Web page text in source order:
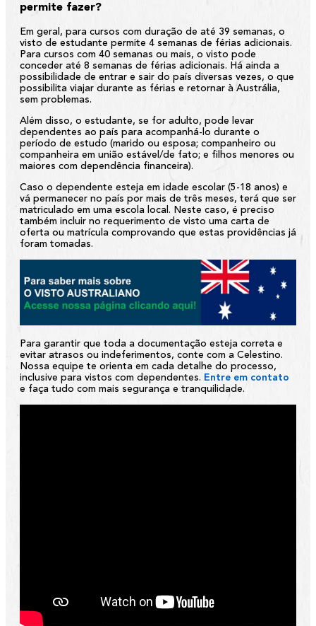
permite fazer?
Em geral, para cursos com duração de até 39 semanas, o
visto de estudante permite 4 semanas de férias adicionais.
Para cursos com 40 semanas ou mais, o visto pode
conceder até 8 semanas de férias adicionais. Há ainda a
possibilidade de entrar e sair do país diversas vezes, o que
possibilita viajar durante as férias e retornar à Austrália,
sem problemas.
Além disso, o estudante, se for adulto, pode levar
dependentes ao país para acompanhá-lo durante o
período de estudo (marido ou esposa; companheiro ou
companheira em união estável/de fato; e filhos menores ou
maiores com dependência financeira).
Caso o dependente esteja em idade escolar (5-18 anos) e
vá permanecer no país por mais de três meses, terá que ser
matriculado em uma escola local. Neste caso, é preciso
também incluir no requerimento de visto uma carta de
oferta ou matrícula comprovando que estas providências já
foram tomadas.
Para garantir que toda a documentação esteja correta e
evitar atrasos ou indeferimentos, conte com a Celestino.
Nossa equipe te orienta em cada detalhe do processo,
inclusive para vistos com dependentes. Entre em contato
e faça tudo com mais segurança e tranquilidade.